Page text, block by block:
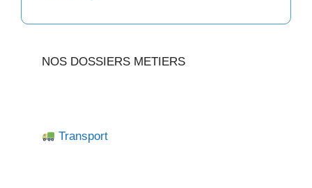
NOS DOSSIERS METIERS
Transport